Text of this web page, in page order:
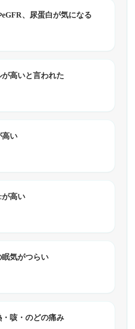
、尿蛋白が気になる
高いと言われた
高い
が高い
気がつらい
咳・のどの痛み